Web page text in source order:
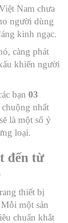
Nam chưa
người dùng
kinh ngạc.
càng phát
khiến người
bạn 03
chuộng nhất
là một số ý
loại.
đến từ
thiết bị
một sản
chuẩn khắt